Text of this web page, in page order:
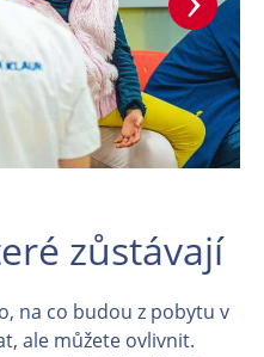
na co budou z pobytu v
ale můžete ovlivnit.
a společných zážitků
nejdéle, a
prostor pro radost a